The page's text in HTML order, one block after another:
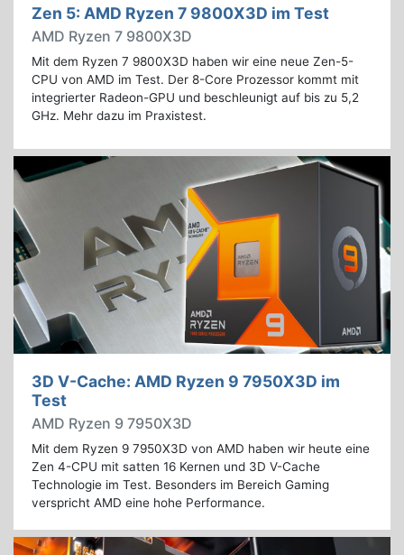
Zen 5: AMD Ryzen 7 9800X3D im Test
AMD Ryzen 7 9800X3D
Mit dem Ryzen 7 9800X3D haben wir eine neue Zen-5-
CPU von AMD im Test. Der 8-Core Prozessor kommt mit
integrierter Radeon-GPU und beschleunigt auf bis zu 5,2
GHz. Mehr dazu im Praxistest.
3D V-Cache: AMD Ryzen 9 7950X3D im
Test
AMD Ryzen 9 7950X3D
Mit dem Ryzen 9 7950X3D von AMD haben wir heute eine
Zen 4-CPU mit satten 16 Kernen und 3D V-Cache
Technologie im Test. Besonders im Bereich Gaming
verspricht AMD eine hohe Performance.